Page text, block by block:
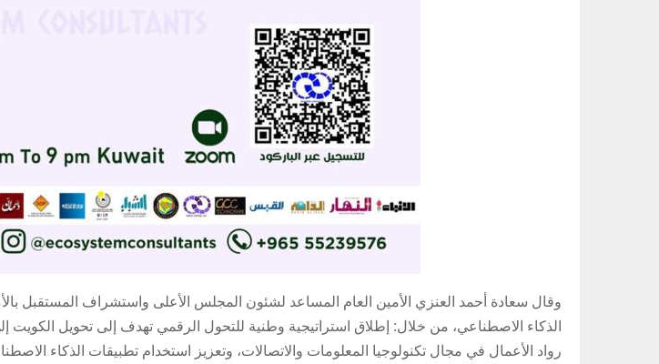
وقال سعادة أحمد العنزي الأمين العام المساعد لشئون المجلس الأعلى واستشراف المستقبل
الذكاء الاصطناعي، من خلال: إطلاق استراتيجية وطنية للتحول الرقمي تهدف إلى تحويل الكويت
رواد الأعمال في مجال تكنولوجيا المعلومات والاتصالات، وتعزيز استخدام تطبيقات الذكاء